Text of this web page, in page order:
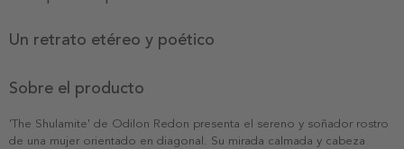
Un retrato etéreo y poético
Sobre el producto
'The Shulamite' de Odilon Redon presenta el sereno y soñador rostro
de una mujer orientado en diagonal. Su mirada calmada y cabeza